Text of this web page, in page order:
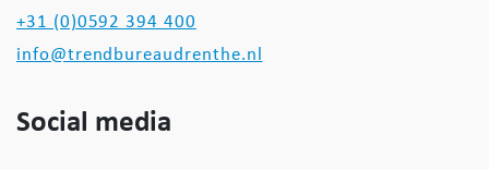
+31 (0)0592 394 400
info@trendbureaudrenthe.nl
Social media